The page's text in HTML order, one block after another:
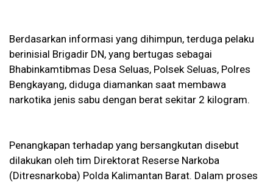
Berdasarkan informasi yang dihimpun, terduga pelaku
berinisial Brigadir DN, yang bertugas sebagai
Bhabinkamtibmas Desa Seluas, Polsek Seluas, Polres
Bengkayang, diduga diamankan saat membawa
narkotika jenis sabu dengan berat sekitar 2 kilogram.
Penangkapan terhadap yang bersangkutan disebut
dilakukan oleh tim Direktorat Reserse Narkoba
(Ditresnarkoba) Polda Kalimantan Barat. Dalam proses